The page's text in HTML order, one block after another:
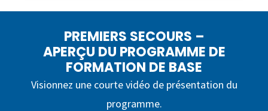
PREMIERS SECOURS –
APERÇU DU PROGRAMME DE
FORMATION DE BASE
Visionnez une courte vidéo de présentation du
programme.